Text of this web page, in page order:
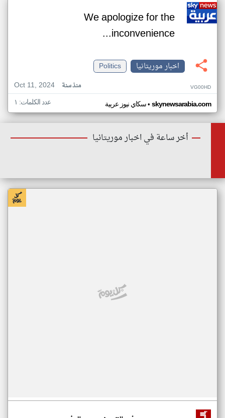
We apologize for the
inconvenience...
اخبار موريتانيا
Politics
Oct 11, 2024
منذ سنة VG00HD
سكاي نيوز عربية• skynewsarabia.com عدد الكلمات: ١
أخر ساعة في اخبار موريتانيا